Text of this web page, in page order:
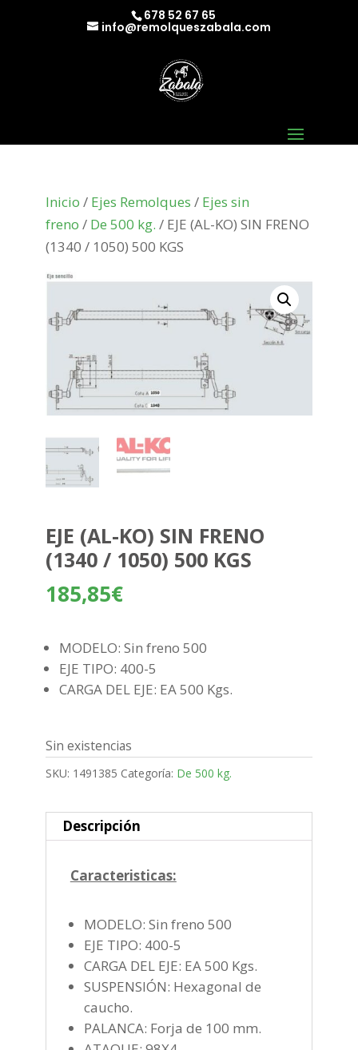
678 52 67 65
info@remolqueszabala.com
Inicio / Ejes Remolques / Ejes sin
freno / De 500 kg. / EJE (AL-KO) SIN FRENO
(1340 / 1050) 500 KGS
EJE (AL-KO) SIN FRENO
(1340 / 1050) 500 KGS
185,85€
MODELO: Sin freno 500
EJE TIPO: 400-5
CARGA DEL EJE: EA 500 Kgs.
Sin existencias
SKU: 1491385 Categoría: De 500 kg.
Descripción
Caracteristicas:
MODELO: Sin freno 500
EJE TIPO: 400-5
CARGA DEL EJE: EA 500 Kgs.
SUSPENSIÓN: Hexagonal de
caucho.
PALANCA: Forja de 100 mm.